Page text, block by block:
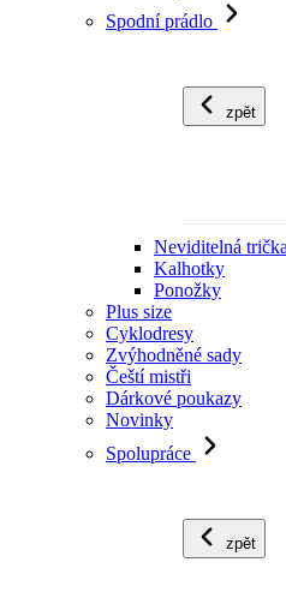
Spodní prádlo
zpět
Neviditelná
Kalhotky
Ponožky
Plus size
Cyklodresy
Zvýhodněné sady
Čeští mistři
Dárkové poukazy
Novinky
Spolupráce
zpět